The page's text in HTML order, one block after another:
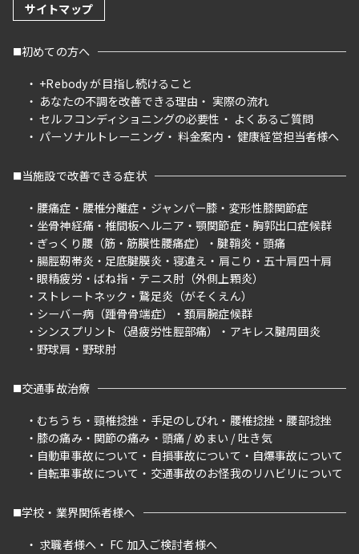
サイトマップ
初めての方へ
+Rebody が目指し続けること
あなたの不調を改善できる理由
実際の流れ
セルフコンディショニングの必要性
よくあるご質問
パーソナルトレーニング
料金案内 健康経営担当者様へ
当施設で改善できる症状
腰痛症
腰椎分離症 ジャンパー膝
変形性膝関節症
坐骨神経痛
椎間板ヘルニア 顎関節症
胸郭出口症候群
ぎっくり腰（筋・筋膜性腰痛症）
腱鞘炎
頭痛
腸脛靭帯炎
足底腱膜炎 寝違え 肩こり
五十肩四十肩
眼精疲労
ばね指
テニス肘（外側上顆炎）
ストレートネック
鵞足炎（がそくえん）
シーバー病（踵骨骨端症）
頚肩腕症候群
シンスプリント（過疲労性脛部痛）
アキレス腱周囲炎
野球肩
野球肘
交通事故治療
むちうち
頸椎捻挫 手足のしびれ 腰椎捻挫
腰部捻挫
膝の痛み
関節の痛み
頭痛 / めまい / 吐き気
自動車事故について
自損事故について
自爆事故について
自転車事故について
交通事故のお怪我のリハビリについて
学校・業界関係者様へ
求職者様へ
FC 加入ご検討者様へ